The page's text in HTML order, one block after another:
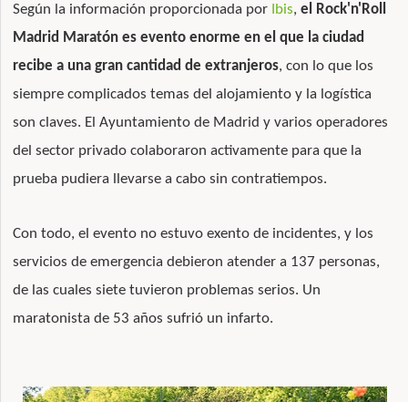
Según la información proporcionada por Ibis,el Rock'n'Roll
Madrid Maratón es evento enorme en el que la ciudad
recibe a una gran cantidad de extranjeros, con lo que los
siempre complicados temas del alojamiento y la logística
son claves. El Ayuntamiento de Madrid y varios operadores
del sector privadocolaboraron activamente para que la
prueba pudiera llevarse a cabo sin contratiempos.
Con todo, el evento no estuvo exento de incidentes, y los
servicios de emergencia debieron atender a 137 personas,
de las cuales siete tuvieron problemas serios. Un
maratonista de 53 años sufrió un infarto.